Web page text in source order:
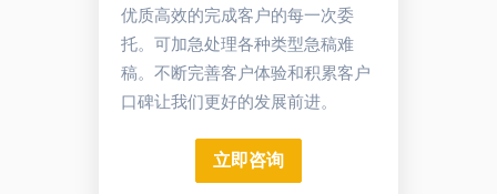
优质高效的完成客户的每一次委
托。可加急处理各种类型急稿难
稿。不断完善客户体验和积累客户
口碑让我们更好的发展前进。
立即咨询